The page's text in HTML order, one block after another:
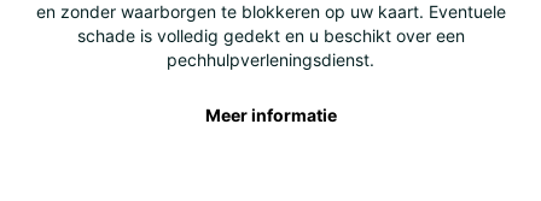
en zonder waarborgen te blokkeren op uw kaart. Eventuele
schade is volledig gedekt en u beschikt over een
pechhulpverleningsdienst.
Meer informatie